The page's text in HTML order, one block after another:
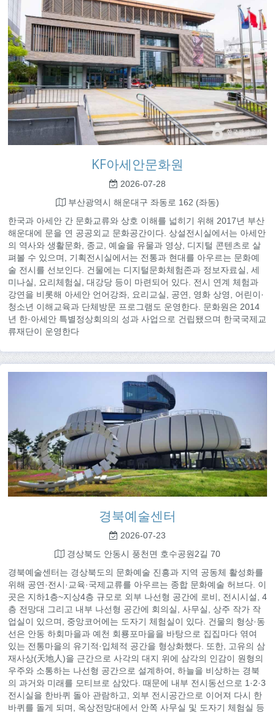
KF아세안문화원
2026-07-28
부산광역시 해운대구 좌동로 162 (좌동)
한국과 아세안 간 문화교류와 상호 이해를 넓히기 위해 2017년 부산
해운대에 문을 연 공공외교 문화공간이다. 상설전시실에서는 아세안
의 역사와 생활문화, 종교, 예술을 유물과 영상, 디지털 콘텐츠로 살
펴볼 수 있으며, 기획전시실에서는 전통과 현대를 아우르는 문화예
술 전시를 선보인다. 건물에는 디지털문화체험존과 정보자료실, 세
미나실, 요리체험실, 대강당 등이 마련되어 있다. 전시 연계 체험과
강연을 비롯해 아세안 언어강좌, 요리교실, 공연, 영화 상영, 어린이·
청소년 이해교육과 단체방문 프로그램도 운영한다. 문화원은 2014
년 한·아세안 특별정상회의의 성과 사업으로 건립됐으며 한국국제교
류재단이 운영한다
경북예술센터
2026-07-23
경상북도 안동시 풍천면 호수공원2길 70
경북예술센터는 경상북도의 문화예술 진흥과 지역 공동체 활성화를
위해 공연·전시·교육·국제교류를 아우르는 종합 문화예술 허브다. 이
곳은 지하1층~지상4층 규모로 외부 나선형 공간에 로비, 전시시설, 4
층 전망대 그리고 내부 나선형 공간에 회의실, 사무실, 상주 작가 작
업실이 있으며, 중앙코어에는 도자기 체험실이 있다. 건물의 형상·동
선은 안동 하회마을과 예천 회룡포마을을 바탕으로 집집마다 엮여
있는 전통마을의 유기적·입체적 공간을 형상화했다. 또한, 고유의 삼
재사상(天地人)을 근간으로 사각의 대지 위에 삼각의 인감이 원형의
우주와 소통하는 나선형 공간으로 설계하여, 하늘을 비상하는 경북
의 과거와 미래를 모티브로 삼았다. 때문에 내부 전시동선으로 1·2·3
전시실을 한바퀴 돌아 관람하고, 외부 전시공간으로 이어져 다시 한
바퀴를 돌게 되며, 옥상전망대에서 안쪽 사무실 및 도자기 체험실 등